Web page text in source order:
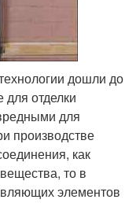
дошли до
отделки
для
производстве
как
то в
элементов